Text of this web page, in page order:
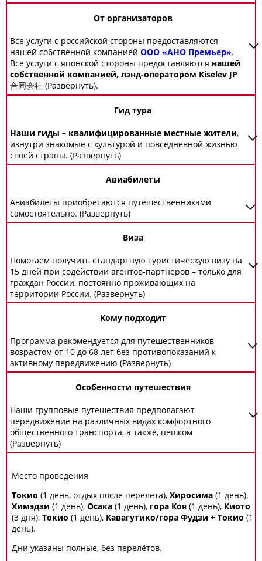
От организаторов
Все услуги с российской стороны предоставляются
нашей собственной компанией ООО «АНО Премьер».
Все услуги с японской стороны предоставляются нашей
собственной компанией, лэнд-оператором Kiselev JP
合同会社 (Развернуть).
Гид тура
Наши гиды – квалифицированные местные жители,
изнутри знакомые с культурой и повседневной жизнью
своей страны. (Развернуть)
Авиабилеты
Авиабилеты приобретаются путешественниками
самостоятельно. (Развернуть)
Виза
Помогаем получить стандартную туристическую визу на
15 дней при содействии агентов-партнеров – только для
граждан России, постоянно проживающих на
территории России. (Развернуть)
Кому подходит
Программа рекомендуется для путешественников
возрастом от 10 до 68 лет без противопоказаний к
активному передвижению (Развернуть)
Особенности путешествия
Наши групповые путешествия предполагают
передвижение на различных видах комфортного
общественного транспорта, а также, пешком
(Развернуть)
Место проведения
Токио (1 день, отдых после перелета), Хиросима (1 день),
Химэдзи (1 день), Осака (1 день), гора Коя (1 день), Киото
(3 дня), Токио (1 день), Кавагутико/гора Фудзи + Токио (1
день).
Дни указаны полные, без перелётов.